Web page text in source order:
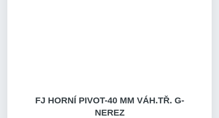
FJ HORNÍ PIVOT-40 MM VÁH.TŘ. G-
NEREZ